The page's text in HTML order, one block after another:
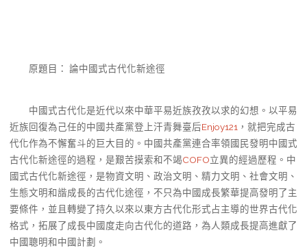
原題目： 論中國式古代化新途徑
中國式古代化是近代以來中華平易近族孜孜以求的幻想。以平易
近族回復為己任的中國共產黨登上汗青舞臺后Enjoy121 ，就把完成古
代化作為不懈奮斗的巨大目的。中國共產黨連合率領國民發明中國式
古代化新途徑的過程，是艱苦摸索和不竭COFO立異的經過歷程。中
國式古代化新途徑，是物資文明、政治文明、精力文明、社會文明、
生態文明和諧成長的古代化途徑，不只為中國成長繁華提高發明了主
要條件，並且轉變了持久以來以東方古代化形式占主導的世界古代化
格式，拓展了成長中國度走向古代化的道路，為人類成長提高進獻了
中國聰明和中國計劃。